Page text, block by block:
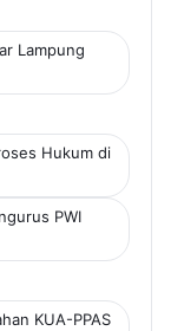
Lampung
Hukum di
PWI
KUA-PPAS